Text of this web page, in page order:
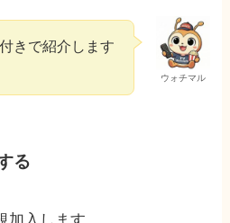
ウォチマル
きで紹介します
る